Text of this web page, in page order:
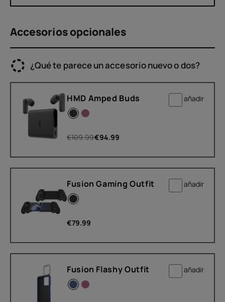
Accesorios opcionales
¿Qué te parece un accesorio nuevo o dos?
HMD Amped Buds añadir
€109.99€94.99
Fusion Gaming Outfit añadir
€79.99
Fusion Flashy Outfit añadir